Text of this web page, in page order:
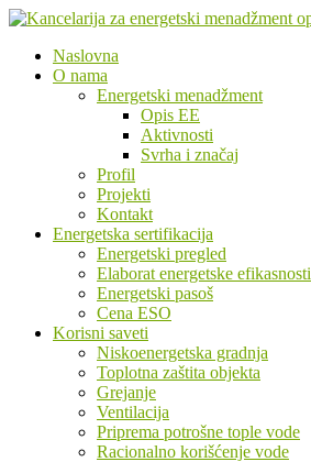
Naslovna
O nama
Energetski menadžment
Opis EE
Aktivnosti
Svrha i značaj
Profil
Projekti
Kontakt
Energetska sertifikacija
Energetski pregled
Elaborat energetske efikasnosti
Energetski pasoš
Cena ESO
Korisni saveti
Niskoenergetska gradnja
Toplotna zaštita objekta
Grejanje
Ventilacija
Priprema potrošne tople vode
Racionalno korišćenje vode